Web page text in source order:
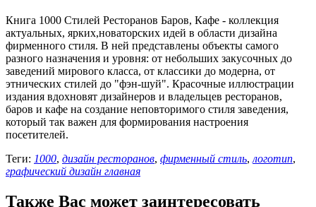
Книга 1000 Стилей Ресторанов Баров, Кафе - коллекция
актуальных, ярких,новаторских идей в области дизайна
фирменного стиля. В ней представлены объекты самого
разного назначения и уровня: от небольших закусочных до
заведений мирового класса, от классики до модерна, от
этнических стилей до "фэн-шуй". Красочные иллюстрации
издания вдохновят дизайнеров и владельцев ресторанов,
баров и кафе на создание неповторимого стиля заведения,
который так важен для формирования настроения
посетителей.
Теги: 1000, дизайн ресторанов, фирменный стиль, логотип,
графический дизайн главная
Также Вас может заинтересовать